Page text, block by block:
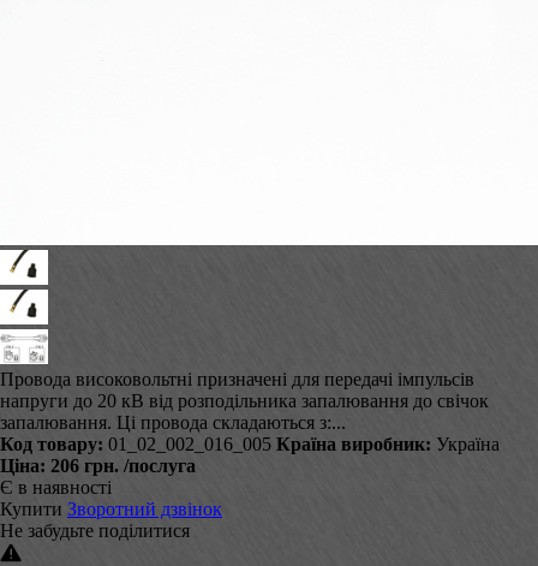
Провода високовольтні призначені для передачі імпульсів
напруги до 20 кВ від розподільника запалювання до свічок
запалювання. Ці провода складаються з:...
Код товару: 01_02_002_016_005 Країна виробник: Україна
Ціна: 206 грн. /послуга
Є в наявності
Купити Зворотний дзвінок
Не забудьте поділитися